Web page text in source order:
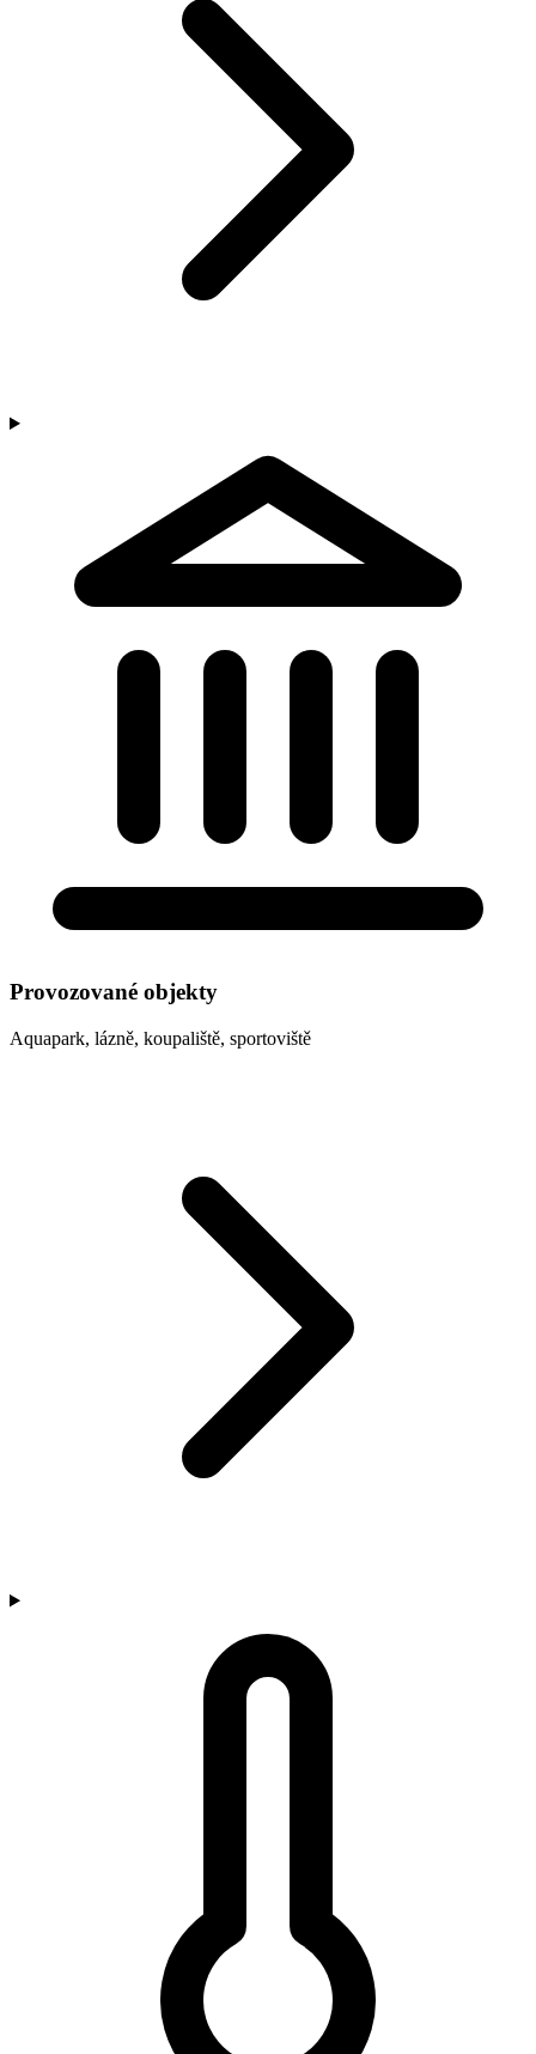
Provozované objekty
Aquapark, lázně, koupaliště, sportoviště